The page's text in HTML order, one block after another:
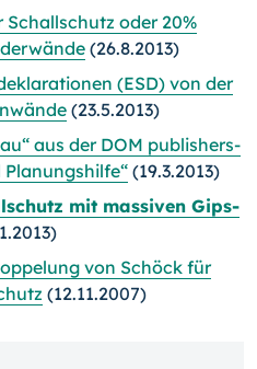
Schallschutz oder 20%
(26.8.2013)
(ESD) von der
(23.5.2013)
aus der DOM publishers-
(19.3.2013)
mit massiven Gips-
von Schöck für
(12.11.2007)